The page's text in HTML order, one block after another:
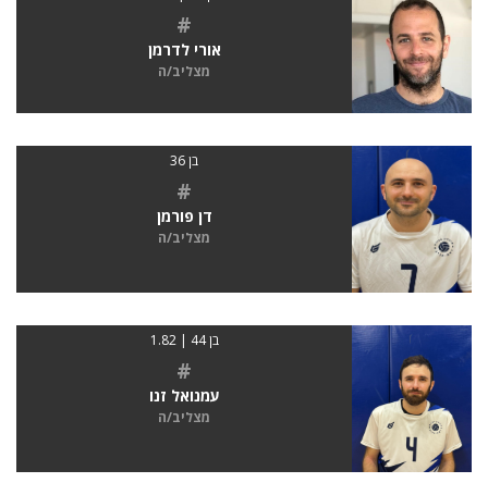
#
אורי לדרמן
מצליב/ה
בן 36
#
דן פורמן
מצליב/ה
בן 44 | 1.82
#
עמנואל זנו
מצליב/ה